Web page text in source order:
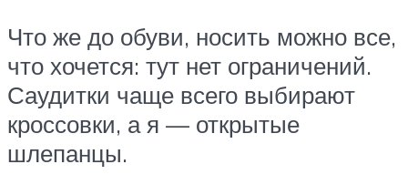
Что же до обуви, носить можно все,
что хочется: тут нет ограничений.
Саудитки чаще всего выбирают
кроссовки, а я — открытые
шлепанцы.